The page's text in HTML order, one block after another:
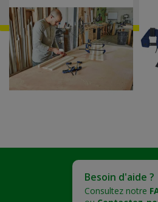
Besoin d'aide ?
Consultez notre